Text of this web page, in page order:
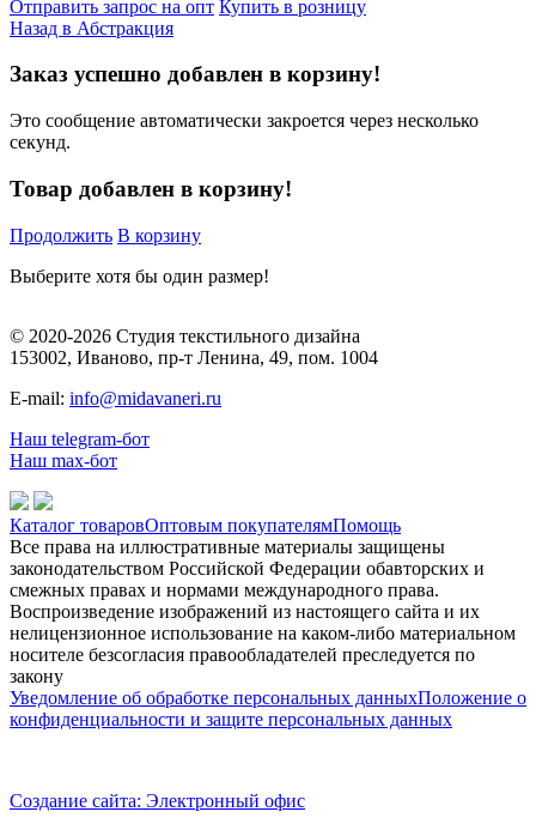
Отправить запрос на опт Купить в розницу
Назад в Абстракция
Заказ успешно добавлен в корзину!
Это сообщение автоматически закроется через несколько
секунд.
Товар добавлен в корзину!
Продолжить В корзину
Выберите хотя бы один размер!
© 2020-2026 Студия текстильного дизайна
153002, Иваново, пр-т Ленина, 49, пом. 1004
E-mail: info@midavaneri.ru
Наш telegram-бот
Наш max-бот
Каталог товаровОптовым покупателямПомощь
Все права на иллюстративные материалы защищены
законодательством Российской Федерации обавторских и
смежных правах и нормами международного права.
Воспроизведение изображений из настоящего сайта и их
нелицензионное использование на каком-либо материальном
носителе безсогласия правообладателей преследуется по
закону
Уведомление об обработке персональных данныхПоложение о
конфиденциальности и защите персональных данных
Создание сайта: Электронный офис